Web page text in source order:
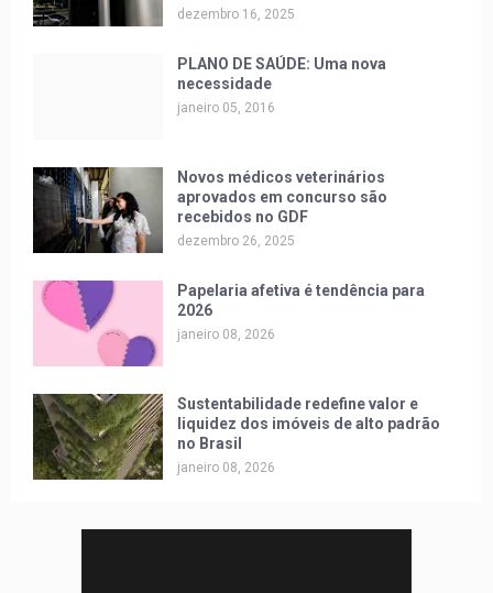
dezembro 16, 2025
PLANO DE SAÚDE: Uma nova
necessidade
janeiro 05, 2016
Novos médicos veterinários
aprovados em concurso são
recebidos no GDF
dezembro 26, 2025
Papelaria afetiva é tendência para
2026
janeiro 08, 2026
Sustentabilidade redefine valor e
liquidez dos imóveis de alto padrão
no Brasil
janeiro 08, 2026